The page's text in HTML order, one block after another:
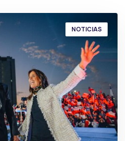
NOTICIAS